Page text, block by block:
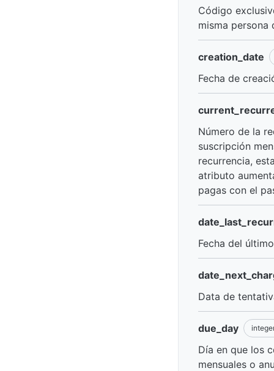
Código
misma persona
creation_date
Fecha de
Número de la
suscripción
recurrencia,
atributo
pagas con el
Fecha del
Data de
due_day
Día en que los
mensuales o